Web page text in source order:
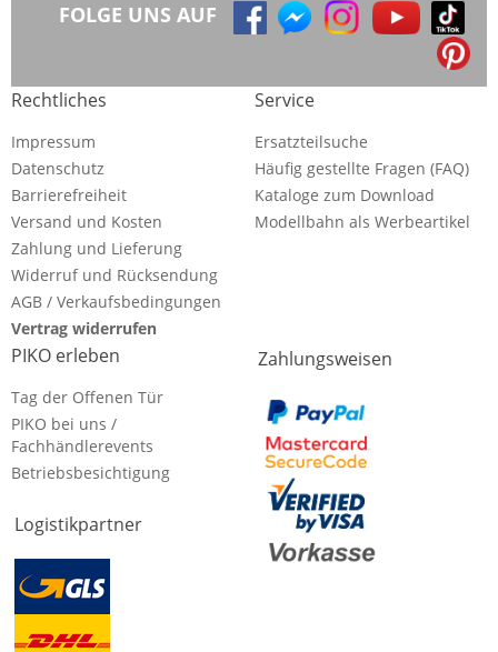
FOLGE UNS AUF
Rechtliches
Impressum
Datenschutz
Barrierefreiheit
Versand und Kosten
Zahlung und Lieferung
Widerruf und Rücksendung
AGB / Verkaufsbedingungen
Vertrag widerrufen
Service
Ersatzteilsuche
Häufig gestellte Fragen (FAQ)
Kataloge zum Download
Modellbahn als Werbeartikel
PIKO erleben
Tag der Offenen Tür
PIKO bei uns /
Fachhändlerevents
Betriebsbesichtigung
Logistikpartner
Zahlungsweisen